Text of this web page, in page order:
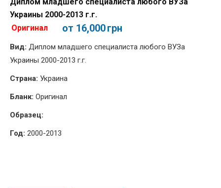
Диплом младшего специалиста любого ВУЗа
Украины 2000-2013 г.г.
Оригинал
от 16,000грн
Вид: Диплом младшего специалиста любого ВУЗа
Украины 2000-2013 г.г.
Страна: Украина
Бланк: Оригинал
Образец:
Год: 2000-2013